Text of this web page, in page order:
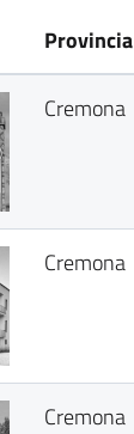
Provincia
Cremona
Cremona
Cremona